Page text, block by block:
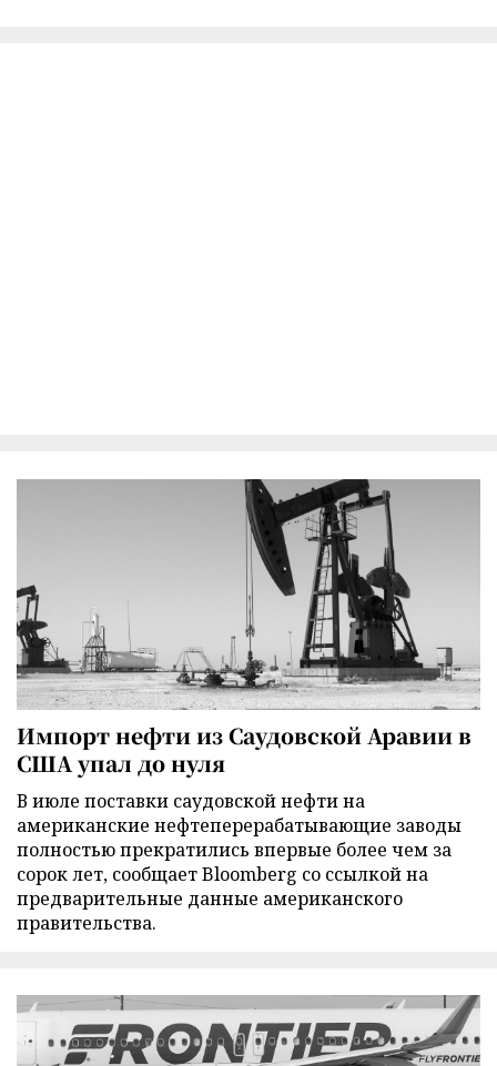
Импорт нефти из Саудовской Аравии в
США упал до нуля
В июле поставки саудовской нефти на
американские нефтеперерабатывающие заводы
полностью прекратились впервые более чем за
сорок лет, сообщает Bloomberg со ссылкой на
предварительные данные американского
правительства.